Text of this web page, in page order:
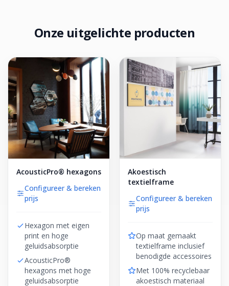
Onze uitgelichte producten
AcousticPro® hexagons
Configureer & bereken
prijs
Hexagon met eigen
print en hoge
geluidsabsorptie
AcousticPro®
hexagons met hoge
geluidsabsorptie
Akoestisch
textielframe
Configureer & bereken
prijs
Op maat gemaakt
textielframe inclusief
benodigde accessoires
Met 100% recyclebaar
akoestisch materiaal